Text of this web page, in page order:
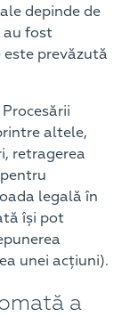
depinde de
au fost
prevăzută
altele,
retragerea
legală în
își pot
unei acțiuni).
a